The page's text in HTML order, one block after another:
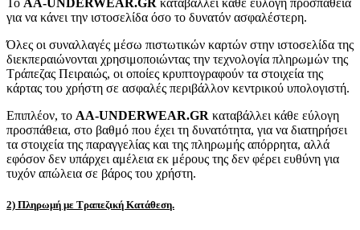
για να κάνει την ιστοσελίδα όσο το δυνατόν ασφαλέστερη.
Όλες οι συναλλαγές μέσω πιστωτικών καρτών στην ιστοσελίδα της
διεκπεραιώνονται χρησιμοποιώντας την τεχνολογία πληρωμών της
Τράπεζας Πειραιώς, οι οποίες κρυπτογραφούν τα στοιχεία της
κάρτας του χρήστη σε ασφαλές περιβάλλον κεντρικού υπολογιστή.
Επιπλέον, το AA-UNDERWEAR.GR καταβάλλει κάθε εύλογη
προσπάθεια, στο βαθμό που έχει τη δυνατότητα, για να διατηρήσει
τα στοιχεία της παραγγελίας και της πληρωμής απόρρητα, αλλά
εφόσον δεν υπάρχει αμέλεια εκ μέρους της δεν φέρει ευθύνη για
τυχόν απώλεια σε βάρος του χρήστη.
2) Πληρωμή με Τραπεζική Κατάθεση.